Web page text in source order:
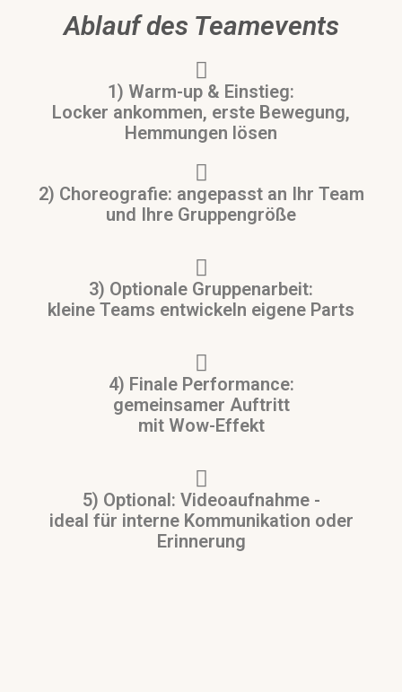
Ablauf des Teamevents
1) Warm-up & Einstieg:
Locker ankommen, erste Bewegung,
Hemmungen lösen
2) Choreografie: angepasst an Ihr Team
und Ihre Gruppengröße
3) Optionale Gruppenarbeit:
kleine Teams entwickeln eigene Parts
4) Finale Performance:
gemeinsamer Auftritt
mit Wow-Effekt
5) Optional: Videoaufnahme -
ideal für interne Kommunikation oder
Erinnerung